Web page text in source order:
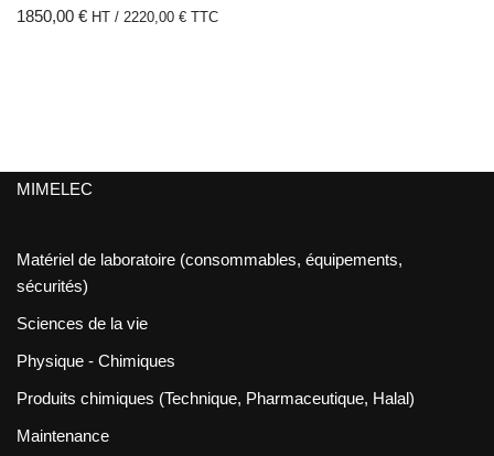
1850,00 € HT / 2220,00 € TTC
MIMELEC
Matériel de laboratoire (consommables, équipements,
sécurités)
Sciences de la vie
Physique - Chimiques
Produits chimiques (Technique, Pharmaceutique, Halal)
Maintenance